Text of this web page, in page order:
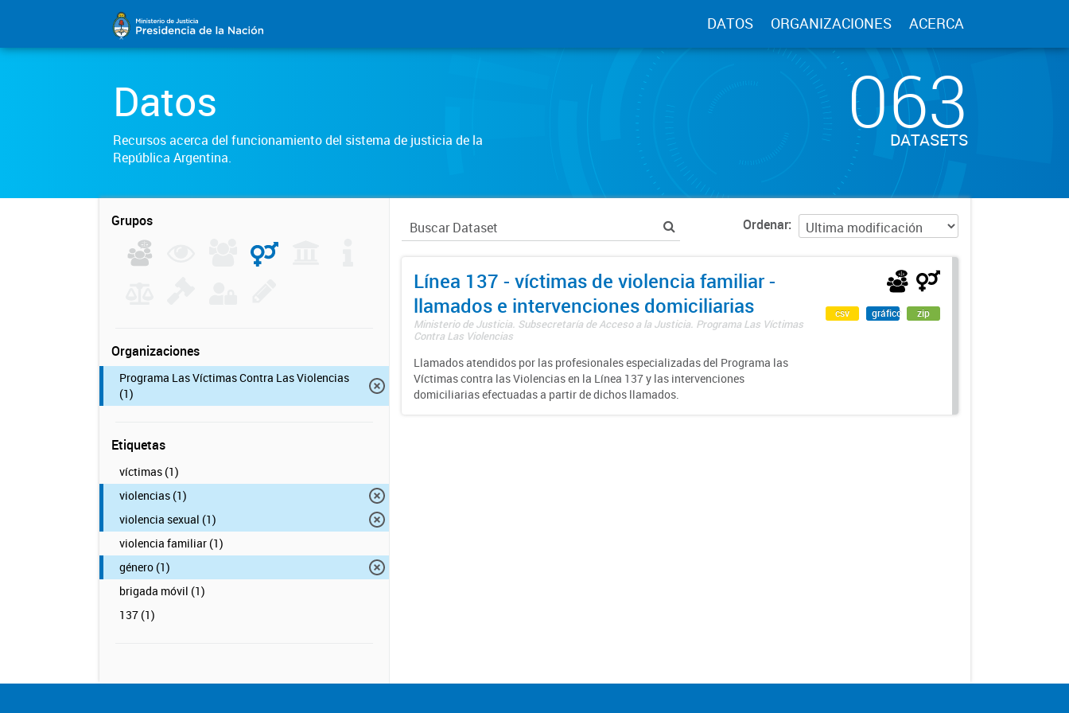
DATOS ORGANIZACIONES ACERCA
Datos
Recursos acerca del funcionamiento del sistema de justicia de la
República Argentina.
063
DATASETS
Grupos
Organizaciones
Programa Las Víctimas Contra Las Violencias
(1)
Etiquetas
víctimas (1)
violencias (1)
violencia sexual (1)
violencia familiar (1)
género (1)
brigada móvil (1)
137 (1)
Ordenar
Línea 137 - víctimas de violencia familiar -
llamados e intervenciones domiciliarias
Ministerio de Justicia. Subsecretaría de Acceso a la Justicia. Programa Las Víctimas
Contra Las Violencias
Llamados atendidos por las profesionales especializadas del Programa las
Víctimas contra las Violencias en la Línea 137 y las intervenciones
domiciliarias efectuadas a partir de dichos llamados.
csv gráfico zip